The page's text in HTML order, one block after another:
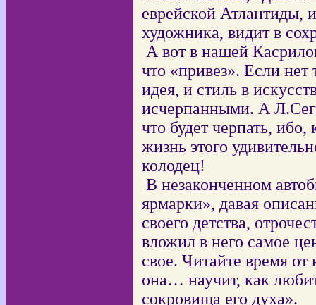
еврейской Атлантиды,
художника, видит в
А вот в нашей
что «привез». Если нет
идея, и стиль в
исчерпанными. А
что будет черпать, ибо,
жизнь этого
колодец!
В незаконченном
ярмарки», давая
своего детства,
вложил в него самое
свое. Читайте время
она… научит, как
сокровища его духа».